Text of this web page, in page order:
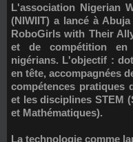
L'association Nigerian Women in Information Technology
(NIWIIT) a lancé à
RoboGirls with Their
et de compétition en
nigérians. L'objectif :
en tête, accompagnées
compétences pratiques
et les disciplines STEM
et Mathématiques).
La technologie comme